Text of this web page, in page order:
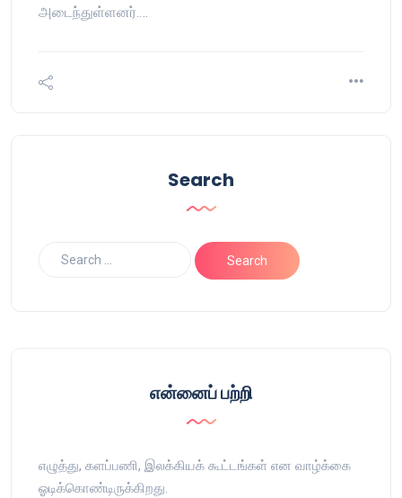
அடைந்துள்ளனர்.…
Search
என்னைப் பற்றி
எழுத்து, களப்பணி, இலக்கியக் கூட்டங்கள் என வாழ்க்கை
ஓடிக்கொண்டிருக்கிறது.